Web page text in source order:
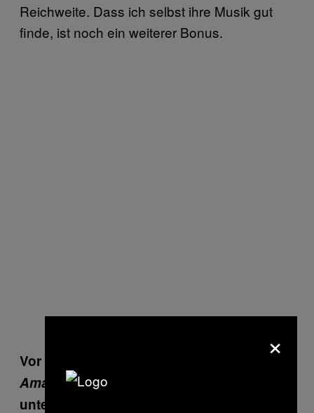
Reichweite. Dass ich selbst ihre Musik gut
finde, ist noch ein weiterer Bonus.
Vor ein paar Monaten ist dein Debütalbum
Amala
erschienen und du stehst bei RCA
unter Vertrag. Was müssen wir sonst noch
×